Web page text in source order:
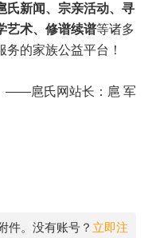
氏新闻、宗亲活动、寻
艺术、修谱续谱等诸多
的家族公益平台！
——扈氏网站长：扈 军
件。没有账号？ 立即注